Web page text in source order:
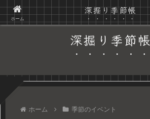
〜日常の隙間に、季節の彩りを〜
深掘り季節帳
ホーム 季節のイベント
ホーム
深掘り季節帳